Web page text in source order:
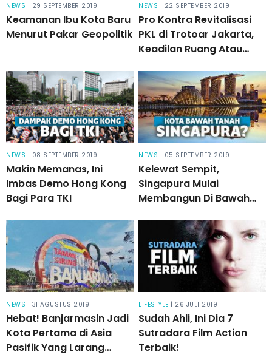
NEWS | 29 SEPTEMBER 2019
Keamanan Ibu Kota Baru
Menurut Pakar Geopolitik
NEWS | 22 SEPTEMBER 2019
Pro Kontra Revitalisasi
PKL di Trotoar Jakarta,
Keadilan Ruang Atau
NEWS | 08 SEPTEMBER 2019
Makin Memanas, Ini
Imbas Demo Hong Kong
Bagi Para TKI
NEWS | 05 SEPTEMBER 2019
Kelewat Sempit,
Singapura Mulai
Membangun Di Bawah
NEWS | 31 AGUSTUS 2019
Hebat! Banjarmasin Jadi
Kota Pertama di Asia
Pasifik Yang Larang
LIFESTYLE | 26 JULI 2019
Sudah Ahli, Ini Dia 7
Sutradara Film Action
Terbaik!